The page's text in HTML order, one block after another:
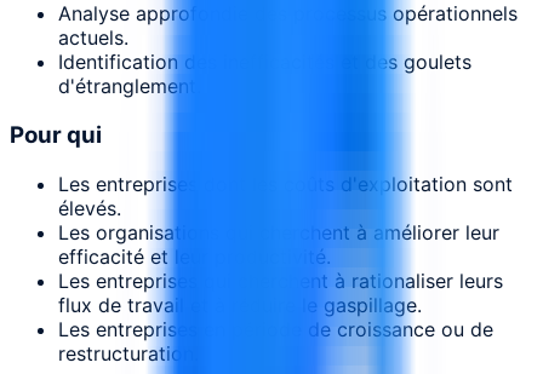
Analyse approfondie des processus opérationnels
actuels.
Identification des inefficacités et des goulets
d'étranglement.
Pour qui
Les entreprises dont les coûts d'exploitation sont
élevés.
Les organisations qui cherchent à améliorer leur
efficacité et leur productivité.
Les entreprises qui cherchent à rationaliser leurs
flux de travail et à réduire le gaspillage.
Les entreprises en période de croissance ou de
restructuration.